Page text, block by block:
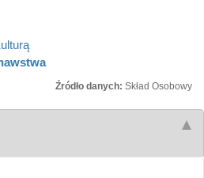
Źródło danych: Skład Osobowy